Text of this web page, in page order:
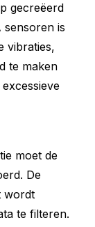
gecreëerd
is
vibraties,
te maken
moet de
De
wordt
te filteren.